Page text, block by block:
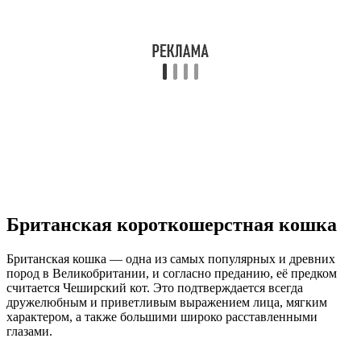
Британская короткошерстная кошка
Британская кошка — одна из самых популярных и древних
пород в Великобритании, и согласно преданию, её предком
считается Чеширский кот. Это подтверждается всегда
дружелюбным и приветливым выражением лица, мягким
характером, а также большими широко расставленными
глазами.